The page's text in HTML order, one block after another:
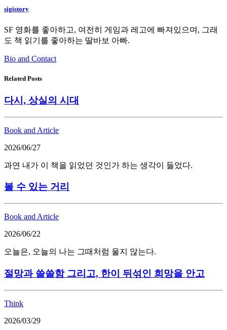
sigistory
SF 영화를 좋아하고, 여전히 게임과 레고에 빠져있으며, 그래
도 책 읽기를 좋아하는 딸바보 아빠.
Bio and Contact
Related Posts
다시, 상실의 시대
Book and Article
2026/06/27
과연 내가 이 책을 읽었던 것인가 하는 생각이 들었다.
볼 수 있는 거리
Book and Article
2026/06/22
오늘은, 오늘의 나는 그때처럼 울지 않는다.
절망과 쓸쓸함 그리고, 한이 뒤섞인 희망을 안고
Think
2026/03/29